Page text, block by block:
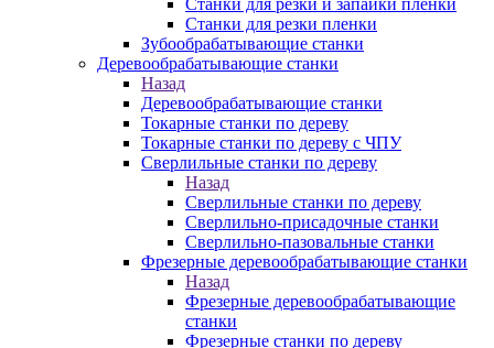
Станки для резки и запайки пленки
Станки для резки пленки
Зубообрабатывающие станки
Деревообрабатывающие станки
Назад
Деревообрабатывающие станки
Токарные станки по дереву
Токарные станки по дереву с ЧПУ
Сверлильные станки по дереву
Назад
Сверлильные станки по дереву
Сверлильно-присадочные станки
Сверлильно-пазовальные станки
Фрезерные деревообрабатывающие станки
Назад
Фрезерные деревообрабатывающие
станки
Фрезерные станки по дереву